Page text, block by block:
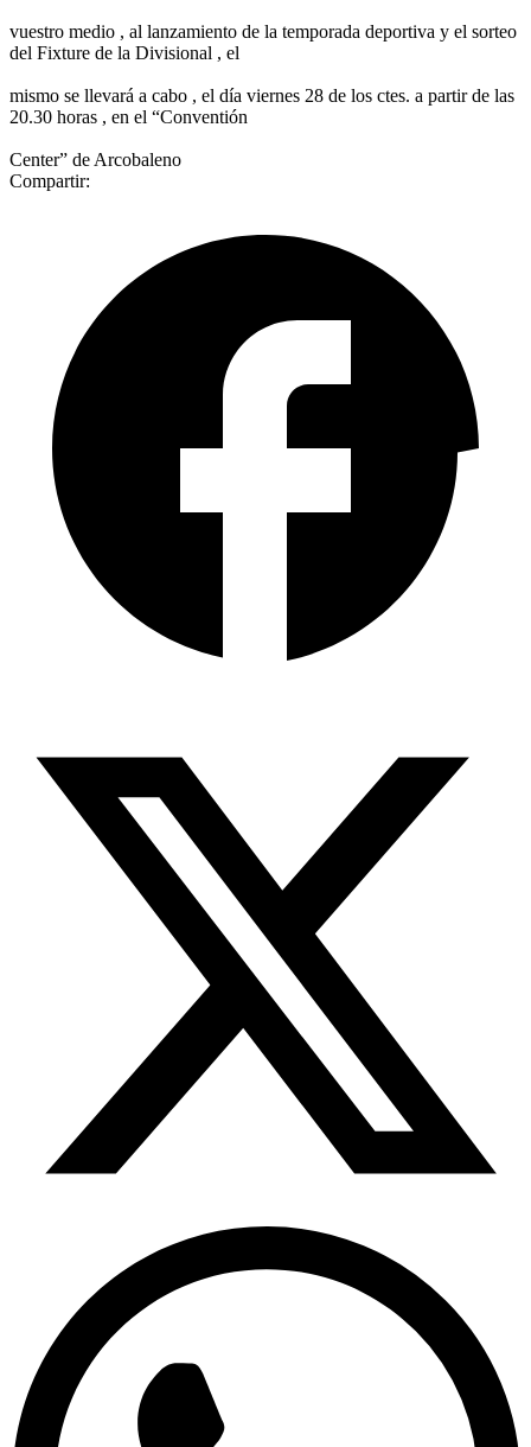
vuestro medio , al lanzamiento de la temporada deportiva y el sorteo
del Fixture de la Divisional , el
mismo se llevará a cabo , el día viernes 28 de los ctes. a partir de las
20.30 horas , en el “Conventión
Center” de Arcobaleno
Compartir: